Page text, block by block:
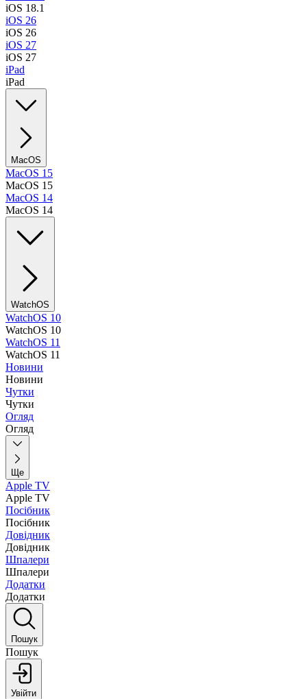
iOS 18.1
iOS 26
iOS 26
iOS 27
iOS 27
iPad
iPad
MacOS
MacOS 15
MacOS 15
MacOS 14
MacOS 14
WatchOS
WatchOS 10
WatchOS 10
WatchOS 11
WatchOS 11
Новини
Новини
Чутки
Чутки
Огляд
Огляд
Ще
Apple TV
Apple TV
Посібник
Посібник
Довідник
Довідник
Шпалери
Шпалери
Додатки
Додатки
Пошук
Пошук
Увійти